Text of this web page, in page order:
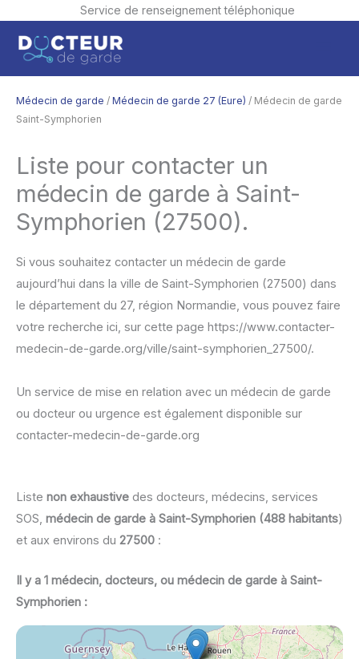
Service de renseignement téléphonique
contenu
Médecin de garde / Médecin de garde 27 (Eure) / Médecin de garde
Saint-Symphorien
Liste pour contacter un
médecin de garde à Saint-
Symphorien (27500).
Si vous souhaitez contacter un médecin de garde
aujourd’hui dans la ville de Saint-Symphorien (27500) dans
le département du 27, région Normandie, vous pouvez faire
votre recherche ici, sur cette page https://www.contacter-
medecin-de-garde.org/ville/saint-symphorien_27500/.
Un service de mise en relation avec un médecin de garde
ou docteur ou urgence est également disponible sur
contacter-medecin-de-garde.org
Liste non exhaustive des docteurs, médecins, services
SOS, médecin de garde à Saint-Symphorien (488 habitants)
et aux environs du 27500 :
Il y a 1 médecin, docteurs, ou médecin de garde à Saint-
Symphorien :